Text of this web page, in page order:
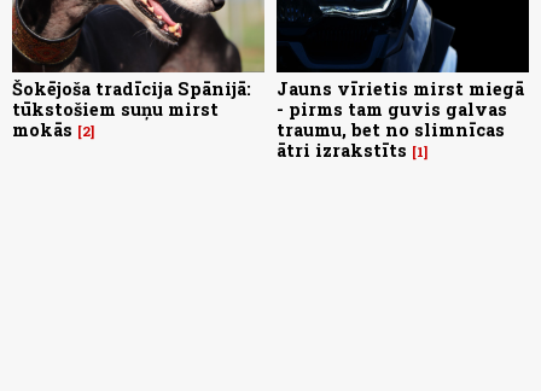
Šokējoša tradīcija Spānijā:
tūkstošiem suņu mirst
mokās
2
Jauns vīrietis mirst miegā
- pirms tam guvis galvas
traumu, bet no slimnīcas
ātri izrakstīts
1